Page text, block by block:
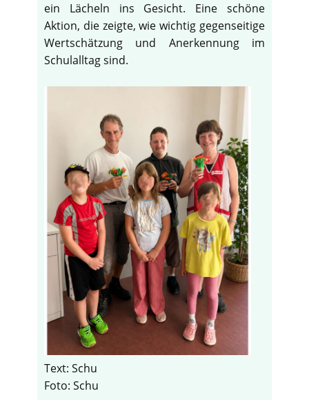
ein Lächeln ins Gesicht. Eine schöne
Aktion, die zeigte, wie wichtig gegenseitige
Wertschätzung und Anerkennung im
Schulalltag sind.
Text: Schu
Foto: Schu